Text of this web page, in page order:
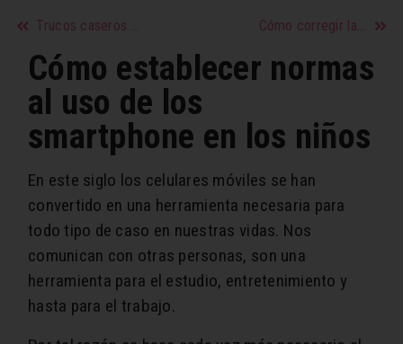
Trucos caseros para tener unos labios gruesos, rosados y naturales Cómo corregir las ojeras oscuras
Cómo establecer normas
al uso de los
smartphone en los niños
En este siglo los celulares móviles se han
convertido en una herramienta necesaria para
todo tipo de caso en nuestras vidas. Nos
comunican con otras personas, son una
herramienta para el estudio, entretenimiento y
hasta para el trabajo.